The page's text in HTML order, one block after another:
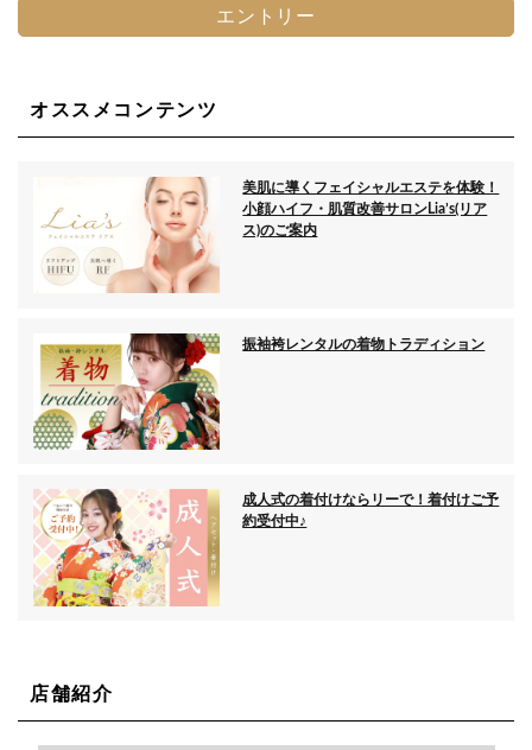
エントリー
オススメコンテンツ
美肌に導くフェイシャルエステを体験！
小顔ハイフ・肌質改善サロンLia’s(リア
ス)のご案内
振袖袴レンタルの着物トラディション
成人式の着付けならリーで！着付けご予
約受付中♪
店舗紹介